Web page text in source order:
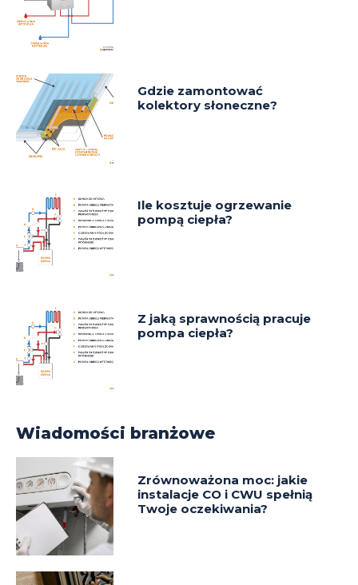
Gdzie zamontować
kolektory słoneczne?
Ile kosztuje ogrzewanie
pompą ciepła?
Z jaką sprawnością pracuje
pompa ciepła?
Wiadomości branżowe
Zrównoważona moc: jakie
instalacje CO i CWU spełnią
Twoje oczekiwania?